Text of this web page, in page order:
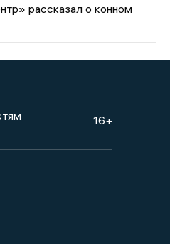
рассказал о конном
16+